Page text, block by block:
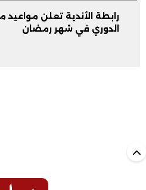
رابطة الأندية تعلن مواعيد
الدوري في شهر رمضان